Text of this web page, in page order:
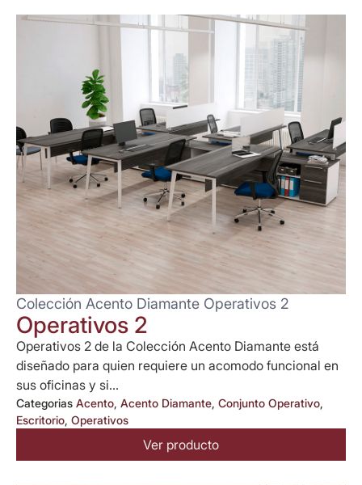
Colección Acento Diamante Operativos 2
Operativos 2
Operativos 2 de la Colección Acento Diamante está
diseñado para quien requiere un acomodo funcional en
sus oficinas y si...
Categorias Acento, Acento Diamante, Conjunto Operativo,
Escritorio, Operativos
Ver producto